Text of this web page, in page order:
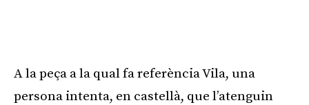
A la peça a la qual fa referència Vila, una
persona intenta, en castellà, que l’atenguin